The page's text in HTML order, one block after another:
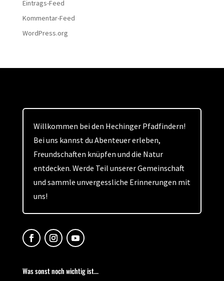
Eintrags-Feed
Kommentar-Feed
WordPress.org
Willkommen bei den Hechinger Pfadfindern!
Bei uns kannst du Abenteuer erleben,
Freundschaften knüpfen und die Natur
entdecken. Werde Teil unserer Gemeinschaft
und sammle unvergessliche Erinnerungen mit
uns!
Was sonst noch wichtig ist...